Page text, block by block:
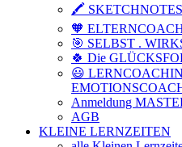
🖍️
🧡
🎯 SELBST .
🍀 Die
😃
Anmeldung
AGB
KLEINE LERNZEITEN